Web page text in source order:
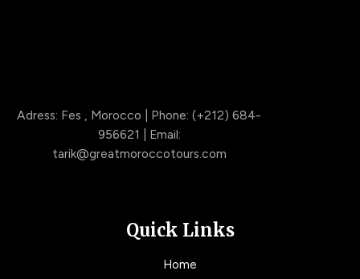
Adress: Fes , Morocco | Phone: (+212) 684-
956621 | Email:
tarik@greatmoroccotours.com
Quick Links
Home